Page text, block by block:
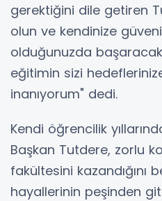
gerektiğini dile getiren
olun ve kendinize
olduğunuzda
eğitimin sizi
inanıyorum" dedi.
Kendi öğrencilik
Başkan Tutdere, zorlu
fakültesini kazandığını
hayallerinin peşinden